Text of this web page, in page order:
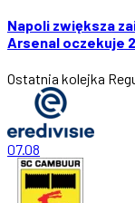
Napoli zwiększa
Arsenal oczekuje
Ostatnia kolejka
07.08